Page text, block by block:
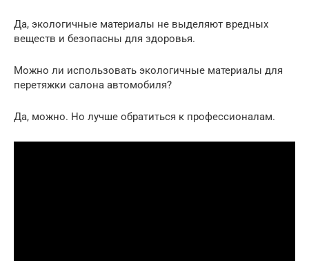
Да, экологичные материалы не выделяют вредных
веществ и безопасны для здоровья.
Можно ли использовать экологичные материалы для
перетяжки салона автомобиля?
Да, можно. Но лучше обратиться к профессионалам.